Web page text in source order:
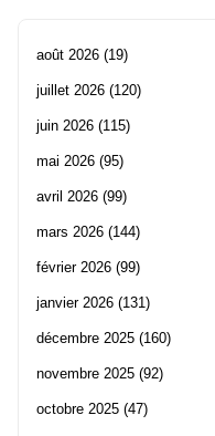
août 2026 (19)
juillet 2026 (120)
juin 2026 (115)
mai 2026 (95)
avril 2026 (99)
mars 2026 (144)
février 2026 (99)
janvier 2026 (131)
décembre 2025 (160)
novembre 2025 (92)
octobre 2025 (47)